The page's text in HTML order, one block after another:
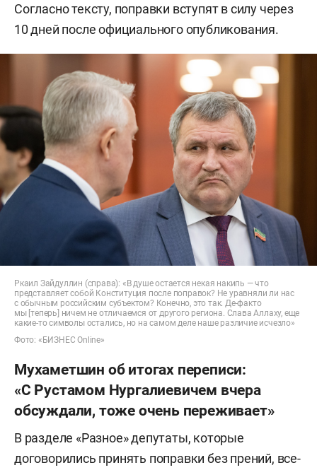
Согласно тексту, поправки вступят в силу через
10 дней после официального опубликования.
Ркаил Зайдуллин (справа): «В душе остается некая накипь — что
представляет собой Конституция после поправок? Не уравняли ли нас
с обычным российским субъектом? Конечно, это так. Де-факто
мы [теперь] ничем не отличаемся от другого региона. Слава Аллаху, еще
какие-то символы остались, но на самом деле наше различие исчезло»
Фото: «БИЗНЕС Online»
Мухаметшин об итогах переписи:
«С Рустамом Нургалиевичем вчера
обсуждали, тоже очень переживает»
В разделе «Разное» депутаты, которые
договорились принять поправки без прений, все-